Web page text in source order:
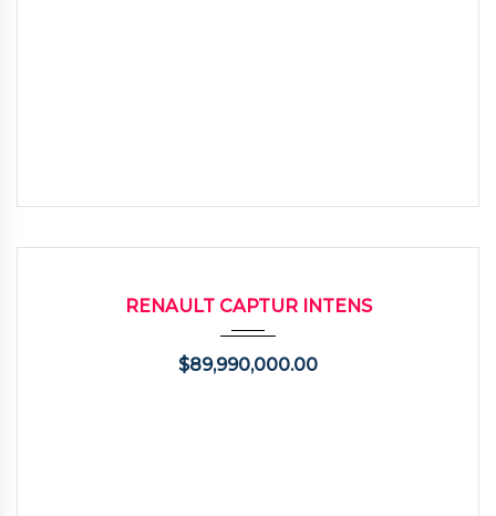
RENAULT CAPTUR INTENS
$89,990,000.00